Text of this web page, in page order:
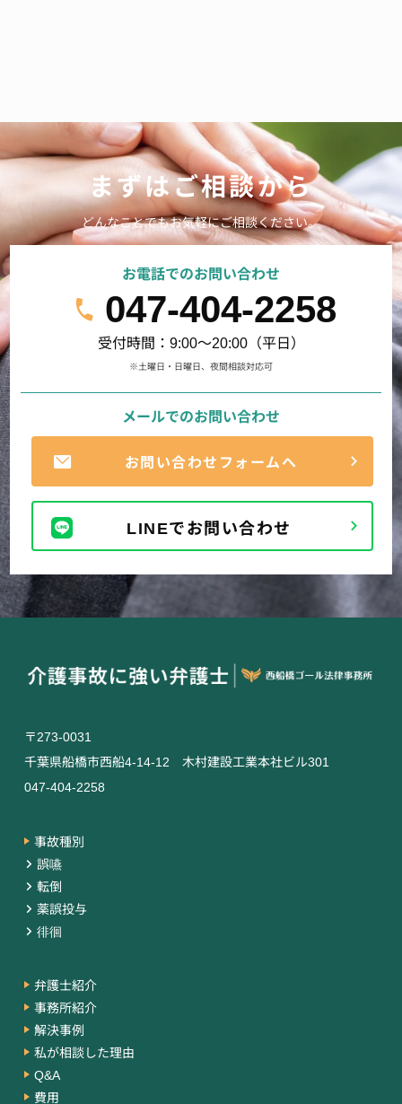
まずはご相談から
どんなことでもお気軽にご相談ください。
お電話でのお問い合わせ
047-404-2258
受付時間：9:00～20:00（平日）
※土曜日・日曜日、夜間相談対応可
メールでのお問い合わせ
お問い合わせフォームへ
LINEでお問い合わせ
〒273-0031
千葉県船橋市西船4-14-12 木村建設工業本社ビル301
047-404-2258
事故種別
誤嚥
転倒
薬誤投与
徘徊
弁護士紹介
事務所紹介
解決事例
私が相談した理由
Q&A
費用